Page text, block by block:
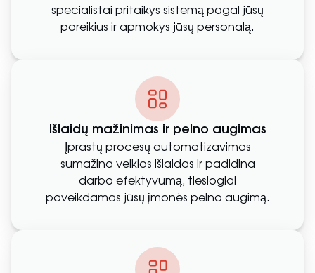
specialistai pritaikys sistemą pagal jūsų
poreikius ir apmokys jūsų personalą.
Išlaidų mažinimas ir pelno augimas
Įprastų procesų automatizavimas
sumažina veiklos išlaidas ir padidina
darbo efektyvumą, tiesiogiai
paveikdamas jūsų įmonės pelno augimą.